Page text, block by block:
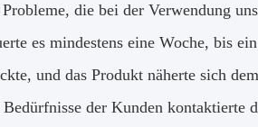
die bei der Verwendung
es mindestens eine Woche, bis
und das Produkt näherte sich
der Kunden kontaktierte